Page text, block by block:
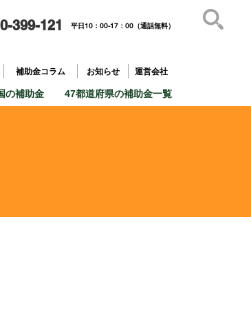
399-121 平日10：00-17：00（通話無料）
補助金コラム お知らせ 運営会社
の補助金 47都道府県の補助金一覧